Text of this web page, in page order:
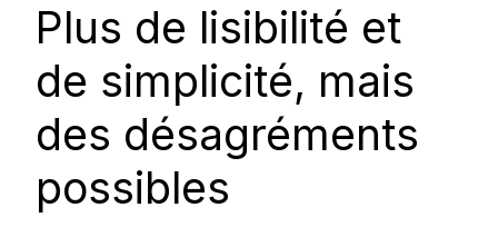
Plus de lisibilité et
de simplicité, mais
des désagréments
possibles